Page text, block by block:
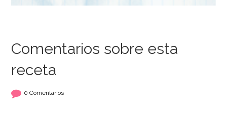
Comentarios sobre esta
receta
0 Comentarios